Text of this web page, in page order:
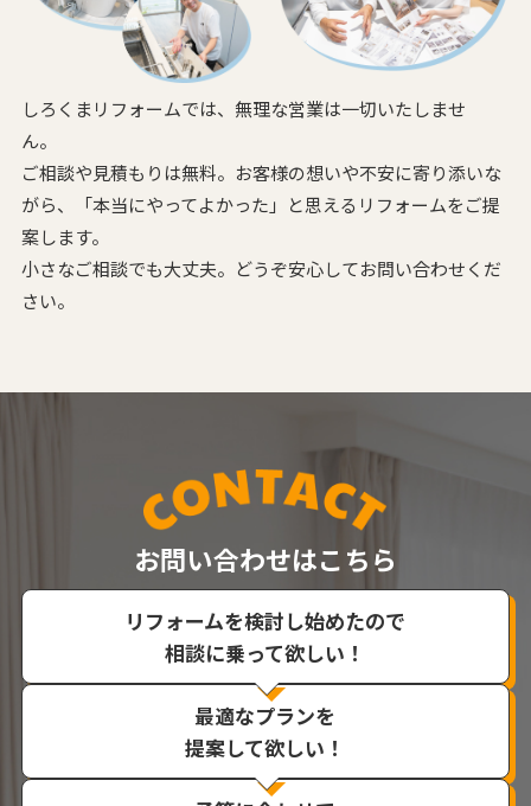
しろくまリフォームでは、無理な営業は一切いたしませ
ん。
ご相談や見積もりは無料。お客様の想いや不安に寄り添いな
がら、
「本当にやってよかった」と思えるリフォームをご提
案します。
小さなご相談でも大丈夫。どうぞ安心してお問い合わせくだ
さい。
お問い合わせはこちら
リフォームを検討し始めたので
相談に乗って欲しい！
最適なプランを
提案して欲しい！